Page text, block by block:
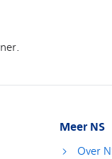
Meer NS
Over